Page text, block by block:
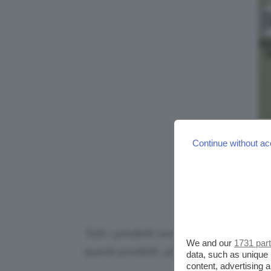
questi prodotti, potremmo ricevere
Continue without
We and our 1731
data, such as
content, advertising